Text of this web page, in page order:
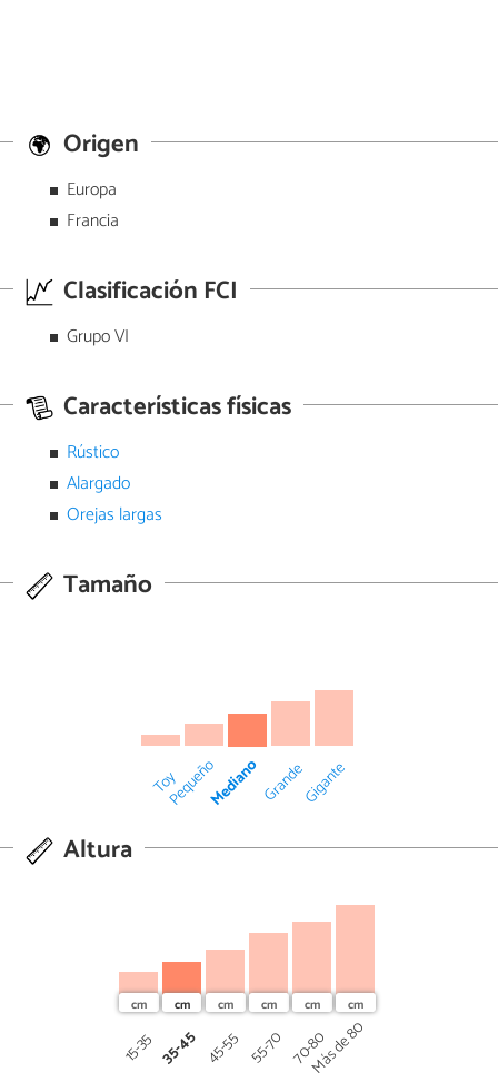
Origen
Europa
Francia
Clasificación FCI
Grupo VI
Características físicas
Rústico
Alargado
Orejas largas
Tamaño
Toy
PequeñoMedianoGrandeGigante
Altura
15-35 35-45 45-55 55-70 70-80
Más de 80